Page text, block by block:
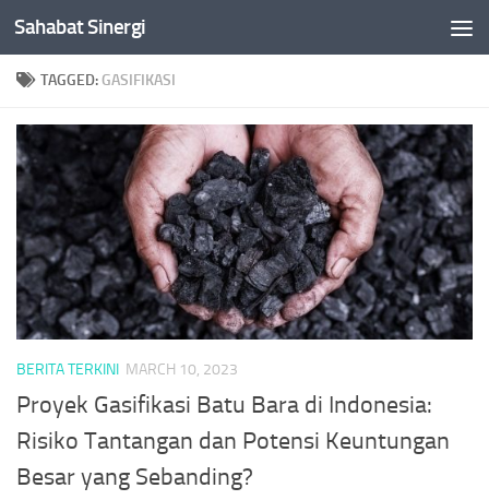
Skip to content
Sahabat Sinergi
TAGGED: GASIFIKASI
BERITA TERKINI MARCH 10, 2023
Proyek Gasifikasi Batu Bara di Indonesia:
Risiko Tantangan dan Potensi Keuntungan
Besar yang Sebanding?